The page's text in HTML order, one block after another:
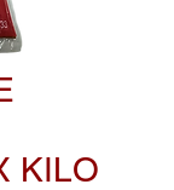
KILO